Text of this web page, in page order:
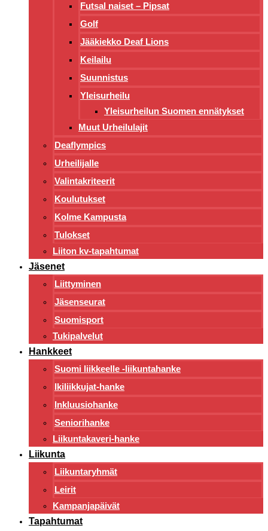
Futsal naiset – Pipsat
Golf
Jääkiekko Deaf Lions
Keilailu
Suunnistus
Yleisurheilu
Yleisurheilun Suomen ennätykset
Muut Urheilulajit
Deaflympics
Urheilijalle
Valintakriteerit
Koulutukset
Kolme Kampusta
Tulokset
Liiton kv-tapahtumat
Jäsenet
Liittyminen
Jäsenseurat
Suomisport
Tukipalvelut
Hankkeet
Suomi liikkeelle -liikuntahanke
Ikiliikkujat-hanke
Inkluusiohanke
Seniorihanke
Liikuntakaveri-hanke
Liikunta
Liikuntaryhmät
Leirit
Kampanjapäivät
Tapahtumat